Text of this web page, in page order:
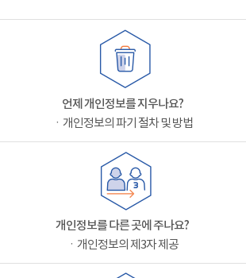
언제 개인정보를 지우나요?
ㆍ개인정보의 파기 절차 및 방법
개인정보를 다른 곳에 주나요?
ㆍ개인정보의 제3자 제공